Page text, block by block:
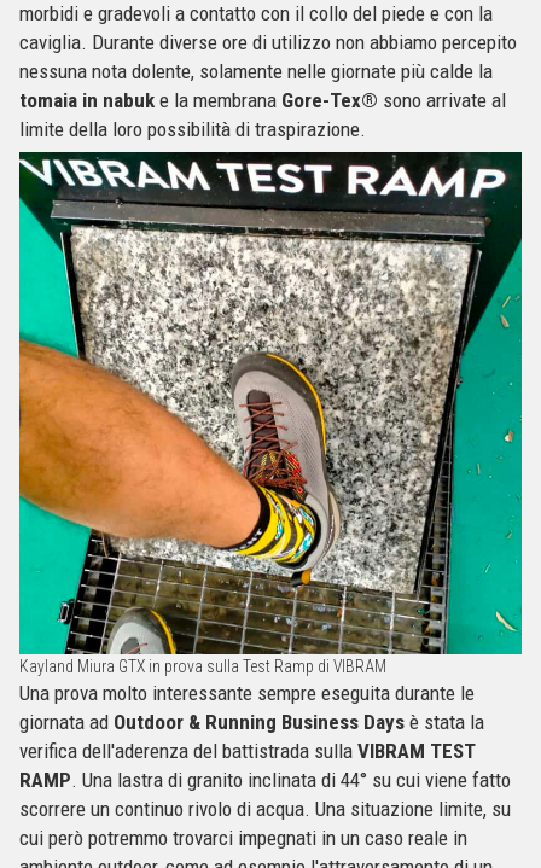
morbidi e gradevoli a contatto con il collo del piede e con la
caviglia. Durante diverse ore di utilizzo non abbiamo percepito
nessuna nota dolente, solamente nelle giornate più calde la
tomaia in nabuk e la membrana Gore-Tex® sono arrivate al
limite della loro possibilità di traspirazione.
Kayland Miura GTX in prova sulla Test Ramp di VIBRAM
Una prova molto interessante sempre eseguita durante le
giornata ad Outdoor & Running Business Days è stata la
verifica dell'aderenza del battistrada sulla VIBRAM TEST
RAMP. Una lastra di granito inclinata di 44° su cui viene fatto
scorrere un continuo rivolo di acqua. Una situazione limite, su
cui però potremmo trovarci impegnati in un caso reale in